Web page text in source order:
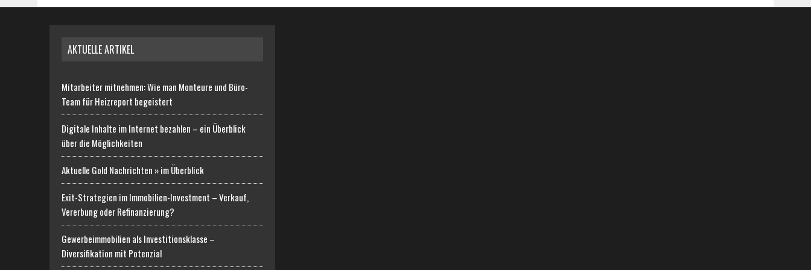
AKTUELLE ARTIKEL
Mitarbeiter mitnehmen: Wie man Monteure und Büro-
Team für Heizreport begeistert
Digitale Inhalte im Internet bezahlen – ein Überblick
über die Möglichkeiten
Aktuelle Gold Nachrichten » im Überblick
Exit-Strategien im Immobilien-Investment – Verkauf,
Vererbung oder Refinanzierung?
Gewerbeimmobilien als Investitionsklasse –
Diversifikation mit Potenzial